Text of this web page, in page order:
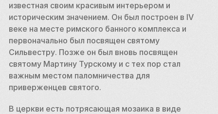
известная своим красивым интерьером и
историческим значением. Он был построен в IV
веке на месте римского банного комплекса и
первоначально был посвящен святому
Сильвестру. Позже он был вновь посвящен
святому Мартину Турскому и с тех пор стал
важным местом паломничества для
приверженцев святого.
В церкви есть потрясающая мозаика в виде